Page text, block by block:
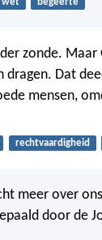
zonde.
dragen. Dat
mensen,
rechtvaardigheid
meer over
door de